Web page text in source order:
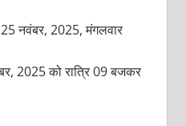
25 नवंबर, 2025, मंगलवार
2025 को रात्रि 09 बजकर